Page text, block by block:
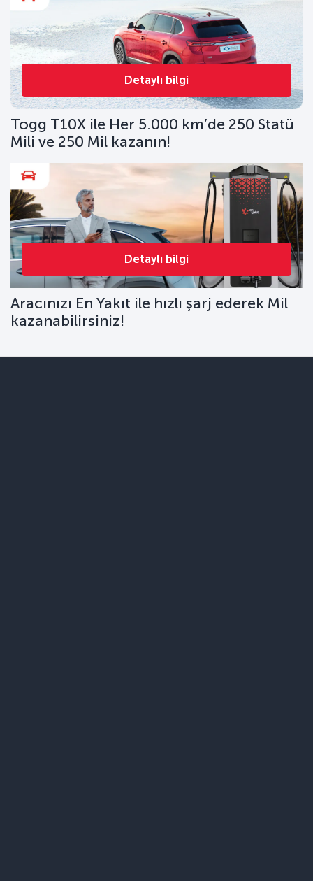
Detaylı bilgi
Togg T10X ile Her 5.000 km’de 250 Statü
Mili ve 250 Mil kazanın!
Detaylı bilgi
Aracınızı En Yakıt ile hızlı şarj ederek Mil
kazanabilirsiniz!